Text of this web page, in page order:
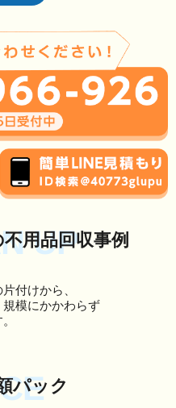
UP
用品回収事例
付けから、
模にかかわらず
パック